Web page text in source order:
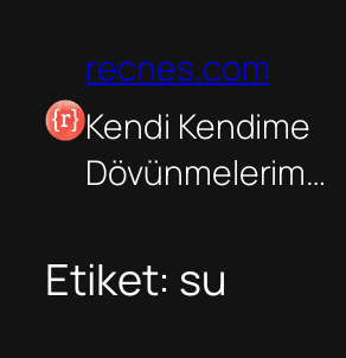
recnes.com
Kendi Kendime
Dövünmelerim…
Etiket: su